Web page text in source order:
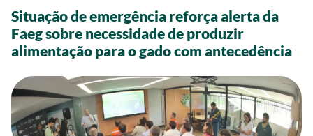
Situação de emergência reforça alerta da
Faeg sobre necessidade de produzir
alimentação para o gado com antecedência